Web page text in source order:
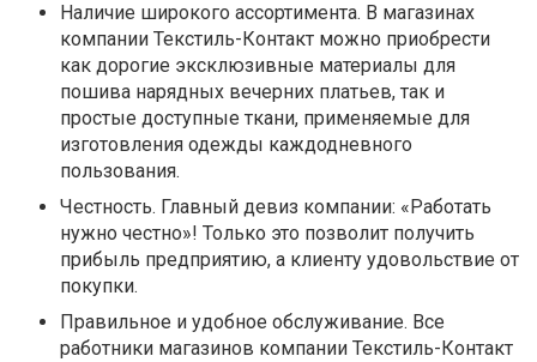
Наличие широкого ассортимента. В магазинах
компании Текстиль-Контакт можно приобрести
как дорогие эксклюзивные материалы для
пошива нарядных вечерних платьев, так и
простые доступные ткани, применяемые для
изготовления одежды каждодневного
пользования.
Честность. Главный девиз компании: «Работать
нужно честно»! Только это позволит получить
прибыль предприятию, а клиенту удовольствие от
покупки.
Правильное и удобное обслуживание. Все
работники магазинов компании Текстиль-Контакт